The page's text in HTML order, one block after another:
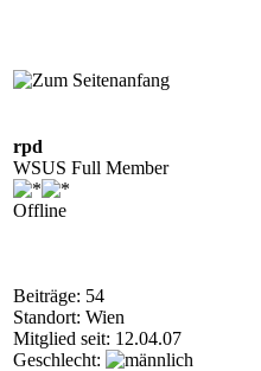
rpd
WSUS Full Member
Offline
Beiträge: 54
Standort: Wien
Mitglied seit: 12.04.07
Geschlecht: